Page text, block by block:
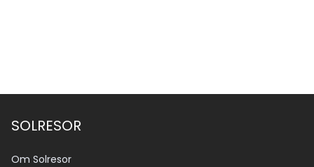
SOLRESOR
Om Solresor